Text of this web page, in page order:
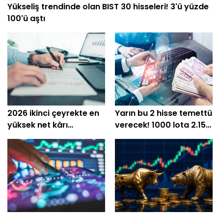
Yükseliş trendinde olan BIST 30 hisseleri! 3'ü yüzde
100'ü aştı
2026 ikinci çeyrekte en
yüksek net kârı
açıklayan şirketler!
Yarın bu 2 hisse temettü
verecek! 1000 lota 2.154
TL'ye kadar net ödeme